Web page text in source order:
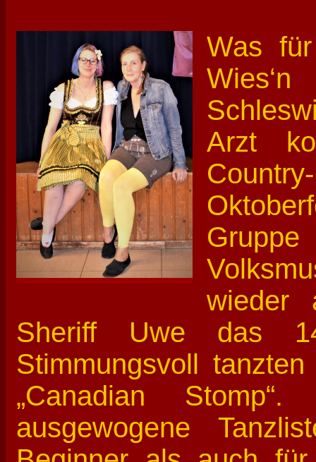
Was
Arzt
wieder
Sheriff Uwe das
Stimmungsvoll
„Canadian
ausgewogene